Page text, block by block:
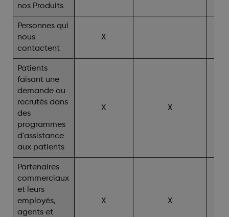
nos Produits
Personnes qui
nous
contactent
X
Patients
faisant une
demande ou
recrutés dans
des
programmes
d'assistance
aux patients
X X
Partenaires
commerciaux
et leurs
employés,
agents et
X X